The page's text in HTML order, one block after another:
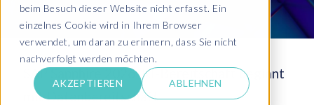
beim Besuch dieser Website nicht erfasst. Ein
einzelnes Cookie wird in Ihrem Browser
verwendet, um daran zu erinnern, dass Sie nicht
nachverfolgt werden möchten.
AKZEPTIEREN ABLEHNEN
SAP Sapphire 2026: KI-Bereitschaft beginnt
mit Datenbereitschaft